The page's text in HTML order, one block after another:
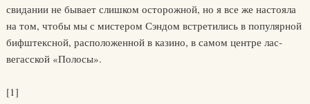
свидании не бывает слишком осторожной, но я все же настояла
на том, чтобы мы с мистером Сэндом встретились в популярной
бифштексной, расположенной в казино, в самом центре лас-
вегасской «Полосы».
[1]